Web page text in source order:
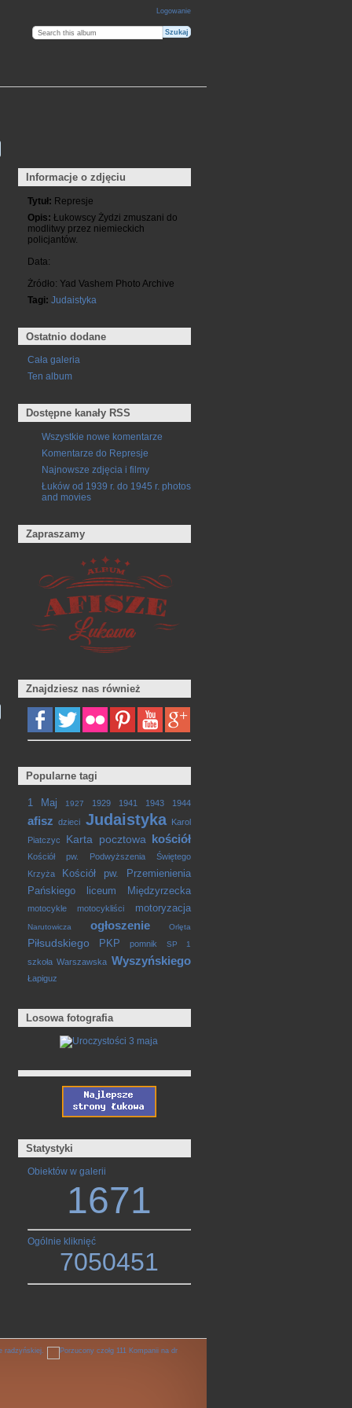
Logowanie
Informacje o zdjęciu
Tytuł: Represje
Opis: Łukowscy Żydzi zmuszani do
modlitwy przez niemieckich
policjantów.
Data:
Żródło: Yad Vashem Photo Archive
Tagi: Judaistyka
Ostatnio dodane
Cała galeria
Ten album
Dostępne kanały RSS
Wszystkie nowe komentarze
Komentarze do Represje
Najnowsze zdjęcia i filmy
Łuków od 1939 r. do 1945 r. photos
and movies
Zapraszamy
Znajdziesz nas również
Popularne tagi
1 Maj 1927 1929 1941 1943 1944
afisz dzieci Judaistyka
Karol
Piatczyc
Karta pocztowa kościół
Kościół pw. Podwyższenia Świętego
Krzyża
Kościół pw. Przemienienia
Pańskiego
liceum Międzyrzecka
motocykle motocykliści motoryzacja
Narutowicza ogłoszenie Orlęta
Piłsudskiego PKP pomnik SP 1
szkoła Warszawska Wyszyńskiego
Łapiguz
Losowa fotografia
Statystyki
Obiektów w galerii
1671
Ogólnie kliknięć
7050451